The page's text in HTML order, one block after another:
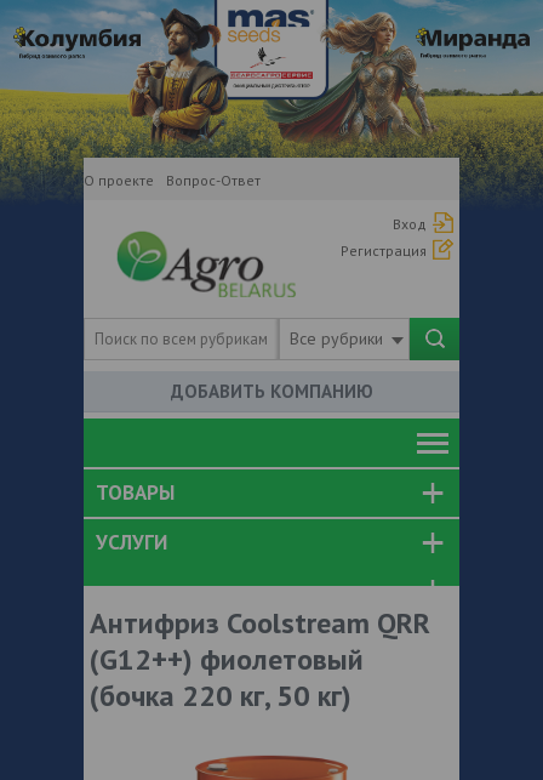
О проекте Вопрос-Ответ
Вход
Регистрация
Все рубрики
ДОБАВИТЬ КОМПАНИЮ
ТОВАРЫ
УСЛУГИ
Антифриз Coolstream QRR
(G12++) фиолетовый
(бочка 220 кг, 50 кг)